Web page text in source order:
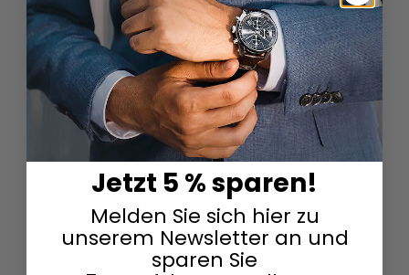
Herren
Skelettuhren
Damen
Herren
Smartwatches
Damen
Herren
Solaruhren
Herren
Damen
Sportuhren
Damen
Herren
Swarovski & Edelsteine
Damen
Herren
Jetzt 5 % sparen!
Melden Sie sich hier zu
unserem Newsletter an und
sparen Sie